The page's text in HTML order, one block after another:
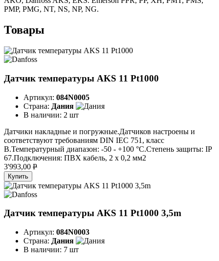
PMP, PMG, NT, NS, NP, NG.
Товары
Датчик температуры AKS 11 Pt1000
Артикул: 084N0005
Страна: Дания
В наличии: 2 шт
Датчики накладные и погружные.Датчиков настроены и
соответствуют требованиям DIN IEC 751, класс
В.Температурный диапазон: -50 - +100 °C.Степень защиты: IP
67.Подключения: ПВХ кабель, 2 х 0,2 мм2
3'993,00 P
Купить
Датчик температуры AKS 11 Pt1000 3,5m
Артикул: 084N0003
Страна: Дания
В наличии: 7 шт